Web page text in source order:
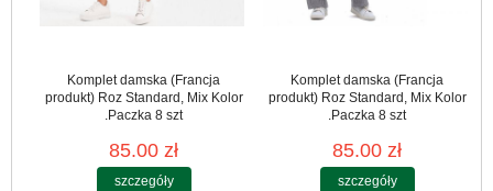
Komplet damska (Francja
produkt) Roz Standard, Mix Kolor
.Paczka 8 szt
85.00 zł
szczegóły
Komplet damska (Francja
produkt) Roz Standard, Mix Kolor
.Paczka 8 szt
85.00 zł
szczegóły